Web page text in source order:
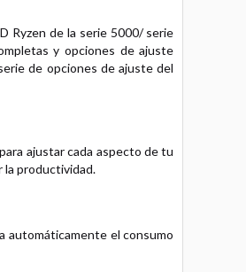
Ryzen de la serie 5000/ serie
y opciones de ajuste
de opciones de ajuste del
ajustar cada aspecto de tu
la productividad.
automáticamente el consumo